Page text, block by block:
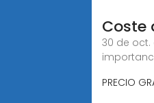
Coste
30 de
PRECIO